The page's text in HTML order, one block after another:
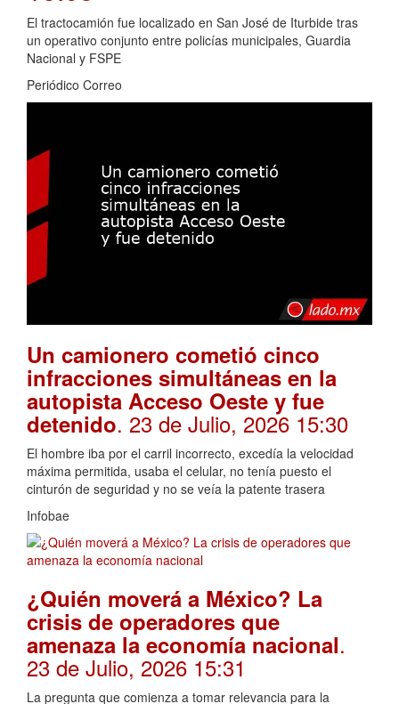
El tractocamión fue localizado en San José de Iturbide tras
un operativo conjunto entre policías municipales, Guardia
Nacional y FSPE
Periódico Correo
Un camionero cometió cinco
infracciones simultáneas en la
autopista Acceso Oeste y fue
detenido. 23 de Julio, 2026 15:30
El hombre iba por el carril incorrecto, excedía la velocidad
máxima permitida, usaba el celular, no tenía puesto el
cinturón de seguridad y no se veía la patente trasera
Infobae
¿Quién moverá a México? La
crisis de operadores que
amenaza la economía nacional.
23 de Julio, 2026 15:31
La pregunta que comienza a tomar relevancia para la